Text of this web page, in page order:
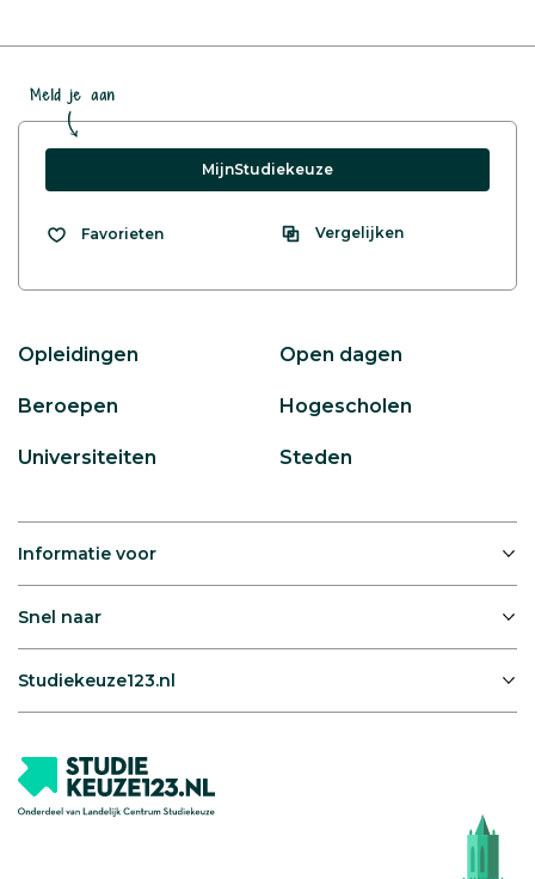
Meld je aan
MijnStudiekeuze
Favorieten Vergelijken
Opleidingen Open dagen
Beroepen Hogescholen
Universiteiten Steden
Informatie voor
Snel naar
Studiekeuze123.nl